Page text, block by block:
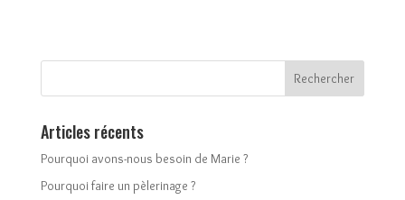
Articles récents
Pourquoi avons-nous besoin de Marie ?
Pourquoi faire un pèlerinage ?